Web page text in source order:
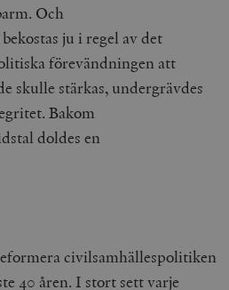
Och
ju i regel av det
förevändningen att
skulle stärkas, undergrävdes
Bakom
doldes en
civilsamhällespolitiken
40 åren. I stort sett varje